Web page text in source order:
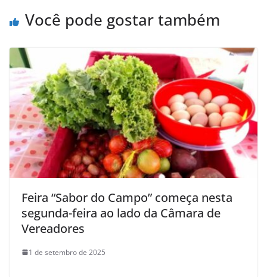
Você pode gostar também
Feira “Sabor do Campo” começa nesta
segunda-feira ao lado da Câmara de
Vereadores
1 de setembro de 2025